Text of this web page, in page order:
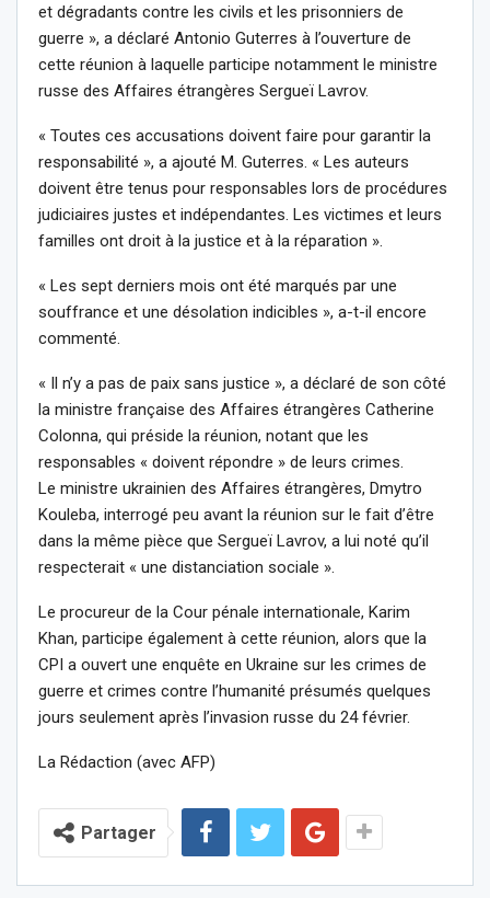
et dégradants contre les civils et les prisonniers de
guerre », a déclaré Antonio Guterres à l’ouverture de
cette réunion à laquelle participe notamment le ministre
russe des Affaires étrangères Sergueï Lavrov.
« Toutes ces accusations doivent faire pour garantir la
responsabilité », a ajouté M. Guterres. « Les auteurs
doivent être tenus pour responsables lors de procédures
judiciaires justes et indépendantes. Les victimes et leurs
familles ont droit à la justice et à la réparation ».
« Les sept derniers mois ont été marqués par une
souffrance et une désolation indicibles », a-t-il encore
commenté.
« Il n’y a pas de paix sans justice », a déclaré de son côté
la ministre française des Affaires étrangères Catherine
Colonna, qui préside la réunion, notant que les
responsables « doivent répondre » de leurs crimes.
Le ministre ukrainien des Affaires étrangères, Dmytro
Kouleba, interrogé peu avant la réunion sur le fait d’être
dans la même pièce que Sergueï Lavrov, a lui noté qu’il
respecterait « une distanciation sociale ».
Le procureur de la Cour pénale internationale, Karim
Khan, participe également à cette réunion, alors que la
CPI a ouvert une enquête en Ukraine sur les crimes de
guerre et crimes contre l’humanité présumés quelques
jours seulement après l’invasion russe du 24 février.
La Rédaction (avec AFP)
Partager